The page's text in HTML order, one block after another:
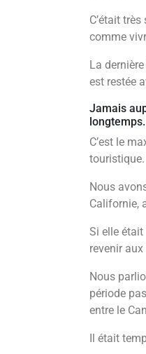
C’était
comme
La
est restée
Jamais
longtemps.
C’est le
touristique.
Nous
Californie,
Si elle était
revenir
Nous
période
entre le
Il était